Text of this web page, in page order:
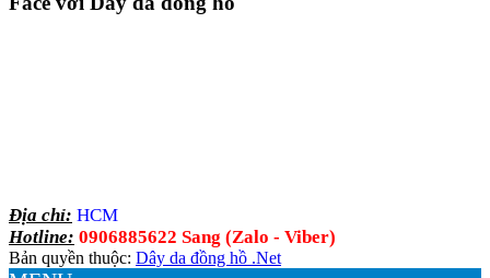
Địa chỉ: HCM
Hotline: 0906885622 Sang (Zalo - Viber)
Bản quyền thuộc: Dây da đồng hồ .Net